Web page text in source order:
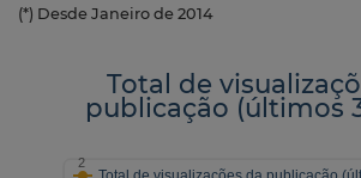
(*) Desde Janeiro de 2014
Total de
publicação (últimos
2